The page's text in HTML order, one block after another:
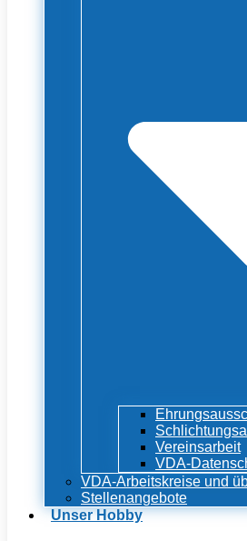
Vereinsarbeit
VDA-
VDA-Arbeitskreise und
Stellenangebote
Unser Hobby